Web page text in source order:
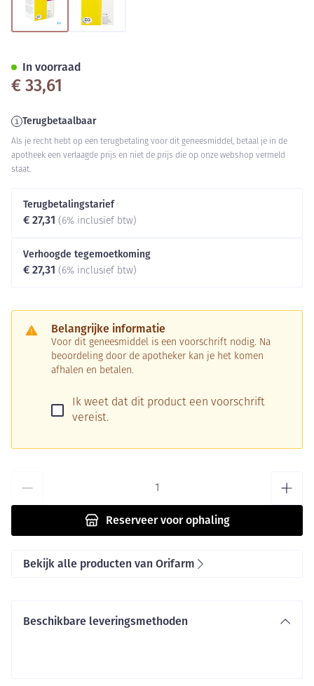
€ 33,61
Terugbetaalbaar
Als je recht hebt op een terugbetaling voor dit geneesmiddel, betaal je in de
apotheek een verlaagde prijs en niet de prijs die op onze webshop vermeld
staat.
Terugbetalingstarief
€ 27,31 (6% inclusief btw)
Verhoogde tegemoetkoming
€ 27,31 (6% inclusief btw)
Belangrijke informatie
Voor dit geneesmiddel is een voorschrift nodig. Na
beoordeling door de apotheker kan je het komen
afhalen en betalen.
Ik weet dat dit product een voorschrift
vereist.
Reserveervoor ophaling
In voorraad
Bekijk alle producten van Orifarm
Beschikbare leveringsmethoden